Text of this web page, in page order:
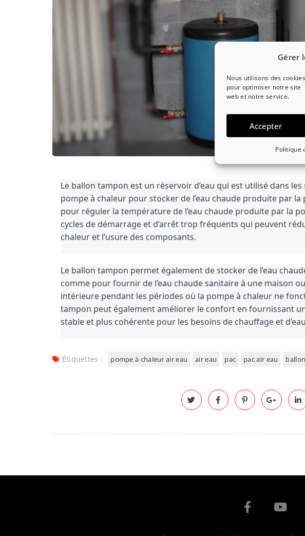
Gérer
Nous utilisons des cookies
pour optimiser notre site
web et notre service.
Accepter
Politique
Le ballon tampon est un réservoir d’eau qui est utilisé dans
pompe à chaleur pour stocker de l’eau chaude produite par la
pour réguler la température de l’eau chaude produite par la
cycles de démarrage et d’arrêt trop fréquents qui peuvent
chaleur et l’usure des composants.
Le ballon tampon permet également de stocker de l’eau
comme pour fournir de l’eau chaude sanitaire à une maison
intérieure pendant les périodes où la pompe à chaleur ne
tampon peut également améliorer le confort en fournissant
stable et plus cohérente pour les besoins de chauffage et
Étiquettes : pompe à chaleur air eau air eau pac pac air eau